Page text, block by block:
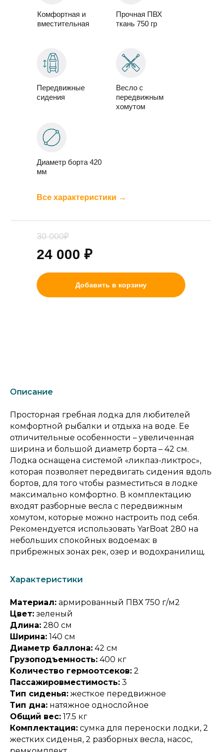
24 000 ₽
30 000₽
Добавить в корзину
Все характеристики →
Комфортная и
вместительная
Прочная ПВХ
ткань 750 гр
Передвижные
сидения
Диаметр борта 420
мм
Весло с
передвижным
хомутом
Описание
Просторная гребная лодка для любителей
комфортной рыбалки и отдыха на воде. Ее
отличительные особенности – увеличенная
ширина и большой диаметр борта – 42 см.
Лодка оснащена системой «ликпаз-ликтрос»,
которая позволяет передвигать сидения вдоль
бортов, для того чтобы разместиться в лодке
максимально комфортно. В комплектацию
входят разборные весла с передвижным
хомутом, которые можно настроить под себя.
Рекомендуется использовать YarBoat 280 на
небольших спокойных водоемах: в
прибрежных зонах рек, озер и водохранилищ.
Характеристики
Материал: армированный ПВХ 750 г/м2
Цвет: зеленый
Длина: 280 см
Ширина: 140 см
Диаметр баллона: 42 см
Грузоподъемность: 400 кг
Kоличество гермоотсеков: 2
Пассажировместимость: 3
Тип сиденья: жесткое передвижное
Тип дна: натяжное однослойное
Общий вес: 17.5 кг
Комплектация: сумка для переноски лодки, 2
жестких сиденья, 2 разборных весла, насос,